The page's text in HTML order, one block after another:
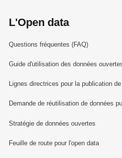
L'Open data
Questions fréquentes (FAQ)
Guide d'utilisation des données
Lignes directrices pour la publication
Demande de réutilisation de données
Stratégie de données ouvertes
Feuille de route pour l'open data